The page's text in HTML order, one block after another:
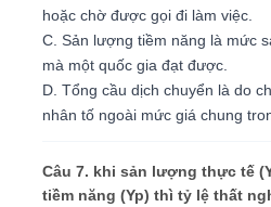
hoặc chờ được gọi đi làm việc.
C. Sản lượng tiềm năng là mức
mà một quốc gia đạt được.
D. Tổng cầu dịch chuyển là do
nhân tố ngoài mức giá chung
Câu 7. khi sản lượng thực tế
tiềm năng (Yp) thì tỷ lệ thất